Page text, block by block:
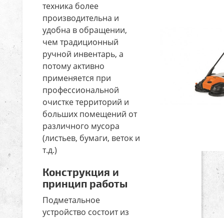
техника более
производительна и
удобна в обращении,
чем традиционный
ручной инвентарь, а
потому активно
применяется при
профессиональной
очистке территорий и
больших помещений от
различного мусора
(листьев, бумаги, веток и
т.д.)
Конструкция и
принцип работы
Подметальное
устройство состоит из